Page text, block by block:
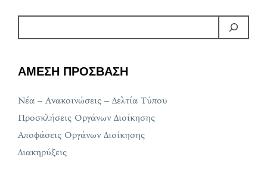
ΑΜΕΣΗ ΠΡΟΣΒΑΣΗ
Νέα – Ανακοινώσεις – Δελτία Τύπου
Προσκλήσεις Οργάνων Διοίκησης
Αποφάσεις Οργάνων Διοίκησης
Διακηρύξεις